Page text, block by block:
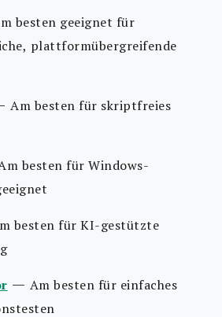
besten geeignet für
plattformübergreifende
Am besten für skriptfreies
besten für Windows-
besten für KI-gestützte
— Am besten für einfaches